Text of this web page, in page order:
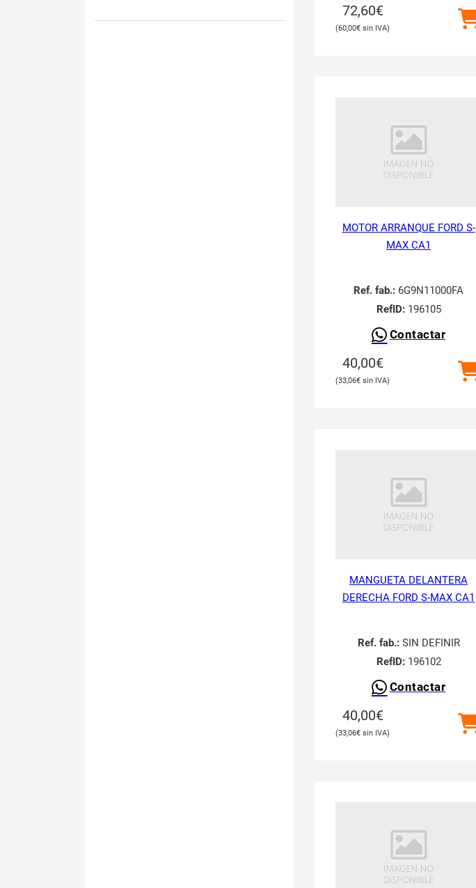
72,60€
60,00€
MOTOR ARRANQUE FORD S-
MAX CA1
Ref. fab.: 6G9N11000FA
RefID:196105
Contactar
40,00€
33,06€
MANGUETA DELANTERA
DERECHA FORD S-MAX CA1
Ref. fab.:SIN DEFINIR
RefID:196102
Contactar
40,00€
33,06€